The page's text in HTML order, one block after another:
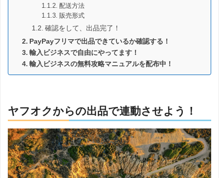
配送方法
販売形式
確認をして、出品完了！
PayPayフリマで出品できているか確認する！
輸入ビジネスで自由にやってます！
輸入ビジネスの無料攻略マニュアルを配布中！
ヤフオクからの出品で連動させよう！